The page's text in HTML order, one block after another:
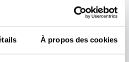
À propos des cookies
pour
dans
et répondre à